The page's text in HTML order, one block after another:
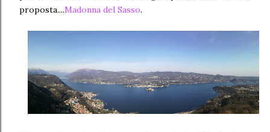
proposta....Madonna del Sasso.